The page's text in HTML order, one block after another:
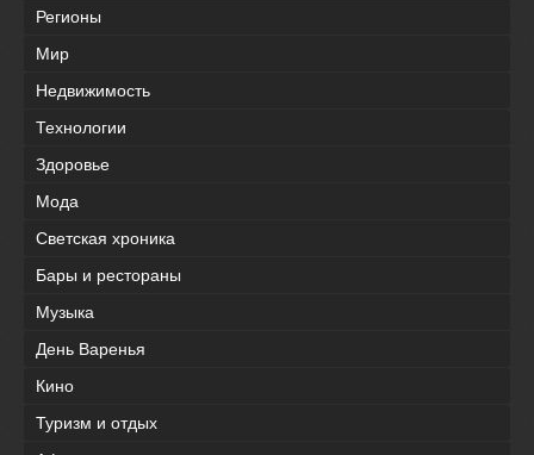
Регионы
Мир
Недвижимость
Технологии
Здоровье
Мода
Светская хроника
Бары и рестораны
Музыка
День Варенья
Кино
Туризм и отдых